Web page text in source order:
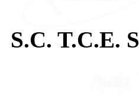
S.C. T.C.E.